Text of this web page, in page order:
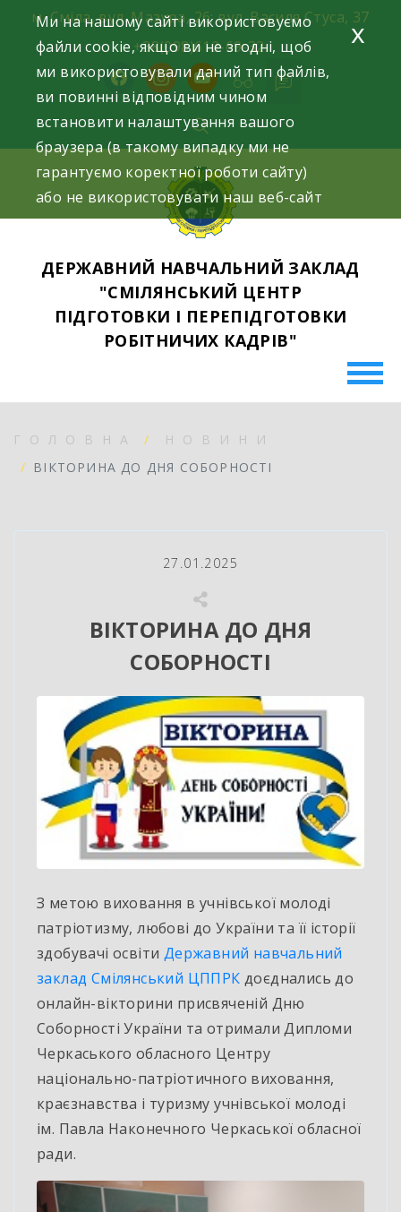
content
м. Сміла, вул. Мазура, 26; вул. Василя Стуса, 37
+38(098)612-69-32.
facebookinstagram
youtube
ДЕРЖАВНИЙ НАВЧАЛЬНИЙ ЗАКЛАД
"СМІЛЯНСЬКИЙ ЦЕНТР
ПІДГОТОВКИ І ПЕРЕПІДГОТОВКИ
РОБІТНИЧИХ КАДРІВ"
ГОЛОВНА
НОВИНИ
ВІКТОРИНА ДО ДНЯ СОБОРНОСТІ
27.01.2025
ВІКТОРИНА ДО ДНЯ
СОБОРНОСТІ
З метою виховання в учнівської молоді
патріотизму, любові до України та її історії
здобувачі освіти Державний навчальний
заклад Смілянський ЦППРК доєднались до
онлайн-вікторини присвяченій Дню
Соборності України та отримали Дипломи
Черкаського обласного Центру
національно-патріотичного виховання,
краєзнавства і туризму учнівської молоді
ім. Павла Наконечного Черкаської обласної
ради.
Ми на нашому сайті використовуємо
файли cookie, якщо ви не згодні, щоб
ми використовували даний тип файлів,
ви повинні відповідним чином
встановити налаштування вашого
браузера (в такому випадку ми не
гарантуємо коректної роботи сайту)
або не використовувати наш веб-сайт
x